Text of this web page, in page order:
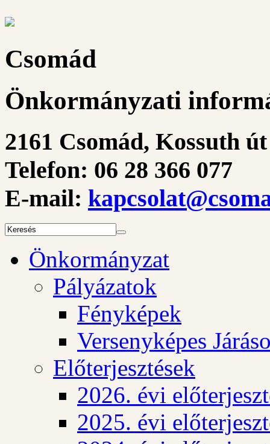
Csomád
Önkormányzati
2161 Csomád, Kossuth
Telefon: 06 28 366 077
E-mail:
Önkormányzat
Pályázatok
Fényképek
Versenyképes
Előterjesztések
2026. évi
2025. évi